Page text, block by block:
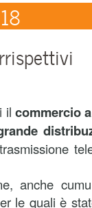
il commercio
anche
le quali è